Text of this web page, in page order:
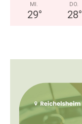
MI.
29°
DO.
28°